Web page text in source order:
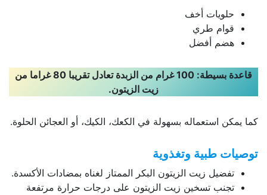
حلويات أخف
قوام طري
هضم أفضل
قاعدة بسيطة: 100 غرام من الزبدة تعادل تقريبا 80 غراما من
زيت الزيتون.
كما يمكن استعماله بسهولة في الكعك، الكيك، أو العجائن الحلوة.
توصيات طبية وتغذوية
تفضيل زيت الزيتون البكر الممتاز لغناه بمضادات الأكسدة.
تجنب تسخين زيت الزيتون على درجات حرارة مرتفعة